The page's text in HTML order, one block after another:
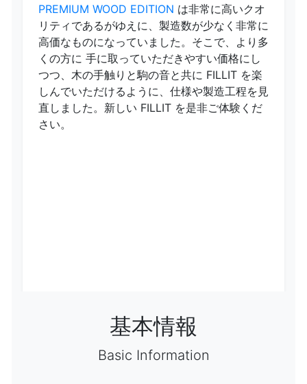
PREMIUM WOOD EDITION は非常に高いクオ
リティであるがゆえに、製造数が少なく非常に
高価なものになっていました。そこで、より多
くの方に 手に取っていただきやすい価格にし
つつ、木の手触りと駒の音と共に FILLIT を楽
しんでいただけるように、仕様や製造工程を見
直しました。新しい FILLIT を是非ご体験くだ
さい。
基本情報
Basic Information